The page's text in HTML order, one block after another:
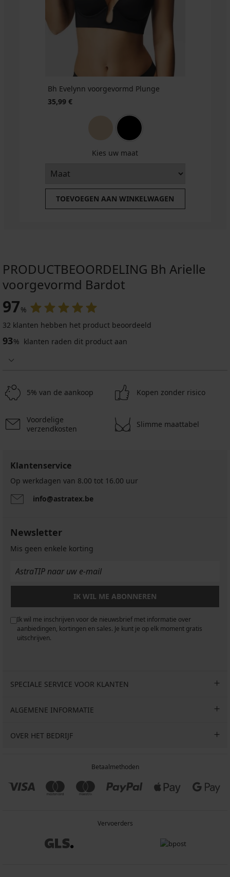
Bh Evelynn voorgevormd Plunge
35,99 €
Kies uw maat
TOEVOEGEN AAN WINKELWAGEN
PRODUCTBEOORDELING Bh Arielle
voorgevormd Bardot
97%
32 klanten hebben het product beoordeeld
93% klanten raden dit product aan
5% van de aankoop Kopen zonder risico
Voordelige
verzendkosten
Slimme maattabel
Klantenservice
Op werkdagen van 8.00 tot 16.00 uur
info@astratex.be
Newsletter
Mis geen enkele korting
IK WIL ME ABONNEREN
Ik wil me inschrijven voor de nieuwsbrief met informatie over
aanbiedingen, kortingen en sales. Je kunt je op elk moment gratis
uitschrijven.
SPECIALE SERVICE VOOR KLANTEN
ALGEMENE INFORMATIE
OVER HET BEDRIJF
Betaalmethoden
Vervoerders